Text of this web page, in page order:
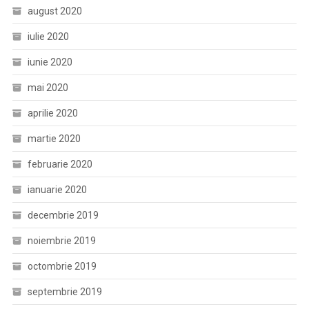
august 2020
iulie 2020
iunie 2020
mai 2020
aprilie 2020
martie 2020
februarie 2020
ianuarie 2020
decembrie 2019
noiembrie 2019
octombrie 2019
septembrie 2019